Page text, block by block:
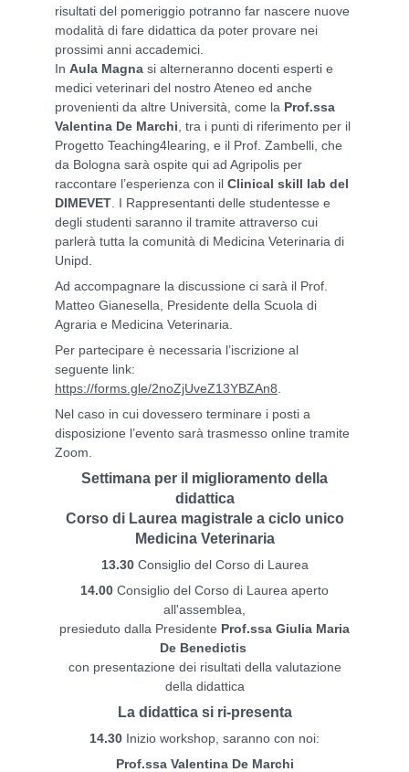
risultati del pomeriggio potranno far nascere nuove
modalità di fare didattica da poter provare nei
prossimi anni accademici.
In Aula Magna si alterneranno docenti esperti e
medici veterinari del nostro Ateneo ed anche
provenienti da altre Università, come la Prof.ssa
Valentina De Marchi , tra i punti di riferimento per il
Progetto Teaching4learing, e il Prof. Zambelli, che
da Bologna sarà ospite qui ad Agripolis per
raccontare l’esperienza con il Clinical skill lab del
DIMEVET . I Rappresentanti delle studentesse e
degli studenti saranno il tramite attraverso cui
parlerà tutta la comunità di Medicina Veterinaria di
Unipd.
Ad accompagnare la discussione ci sarà il Prof.
Matteo Gianesella, Presidente della Scuola di
Agraria e Medicina Veterinaria.
Per partecipare è necessaria l’iscrizione al
seguente link:
https://forms.gle/2noZjUveZ13YBZAn8
Nel caso in cui dovessero terminare i posti a
disposizione l’evento sarà trasmesso online tramite
Zoom.
Settimana per il miglioramento della
didattica
Corso di Laurea magistrale a ciclo unico
Medicina Veterinaria
13.30 Consiglio del Corso di Laurea
14.00 Consiglio del Corso di Laurea aperto
all'assemblea,
presieduto dalla Presidente Prof.ssa Giulia Maria
De Benedictis
con presentazione dei risultati della valutazione
della didattica
La didattica si ri-presenta
14.30 Inizio workshop, saranno con noi:
Prof.ssa Valentina De Marchi